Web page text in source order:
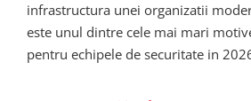
infrastructura unei organizatii
este unul dintre cele mai mari
pentru echipele de securitate in